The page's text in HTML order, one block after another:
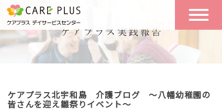
こんな方に
おすすめ
一日の流れ
一日体験
空き状況
ケアプラス北宇和島 介護ブログ ～八幡幼稚園の
皆さんを迎え雛祭りイベント～